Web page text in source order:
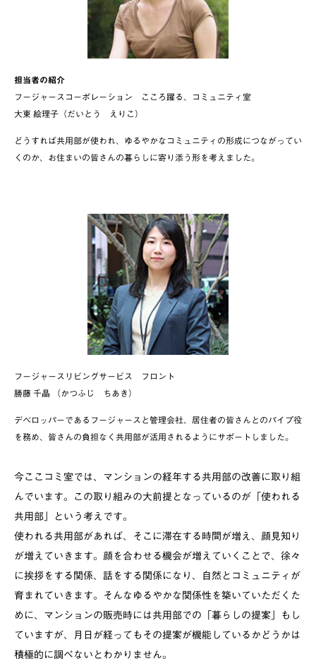
担当者の紹介
フージャースコーポレーション こころ躍る、コミュニティ室
大東 絵理子（だいとう えりこ）
どうすれば共用部が使われ、ゆるやかなコミュニティの形成につながってい
くのか、お住まいの皆さんの暮らしに寄り添う形を考えました。
フージャースリビングサービス フロント
勝藤 千晶 （かつふじ ちあき）
デベロッパーであるフージャースと管理会社、居住者の皆さんとのパイプ役
を務め、皆さんの負担なく共用部が活用されるようにサポートしました。
今ここコミ室では、マンションの経年する共用部の改善に取り組
んでいます。この取り組みの大前提となっているのが「使われる
共用部」という考えです。
使われる共用部があれば、そこに滞在する時間が増え、顔見知り
が増えていきます。顔を合わせる機会が増えていくことで、徐々
に挨拶をする関係、話をする関係になり、自然とコミュニティが
育まれていきます。そんなゆるやかな関係性を築いていただくた
めに、マンションの販売時には共用部での「暮らしの提案」もし
ていますが、月日が経ってもその提案が機能しているかどうかは
積極的に調べないとわかりません。